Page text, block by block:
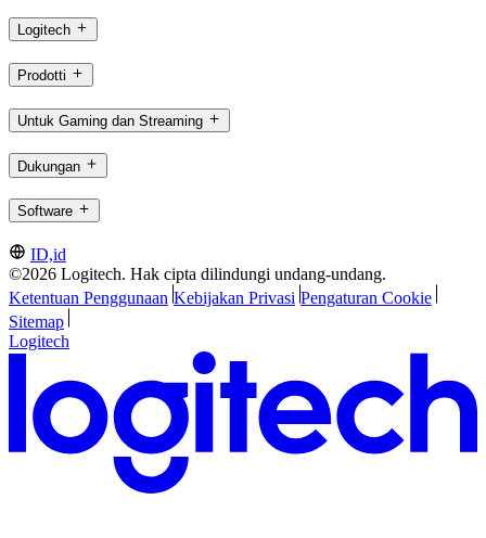
Logitech
Prodotti
Untuk Gaming dan Streaming
Dukungan
Software
ID,id
©2026 Logitech. Hak cipta dilindungi undang-undang.
Ketentuan Penggunaan Kebijakan Privasi Pengaturan Cookie
Sitemap
Logitech